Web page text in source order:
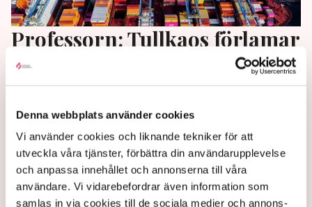
Denna webbplats använder cookies
Vi använder cookies och liknande tekniker för att
utveckla våra tjänster, förbättra din användarupplevelse
och anpassa innehållet och annonserna till våra
användare. Vi vidarebefordrar även information som
samlas in via cookies till de sociala medier och annons-
Professorn: Tullkaos förlamar
världens transporter
och få vill investera när tullpolitiken fortsätter
ändras.
1 year ago | Av: TT